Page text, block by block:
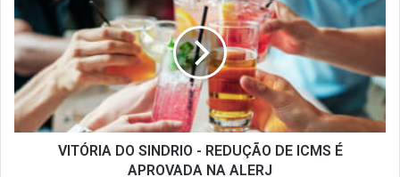
SINDRIO
-
REDUÇÃO
DE
ICMS
É
APROVADA
VITÓRIA DO SINDRIO - REDUÇÃO DE ICMS É
APROVADA NA ALERJ